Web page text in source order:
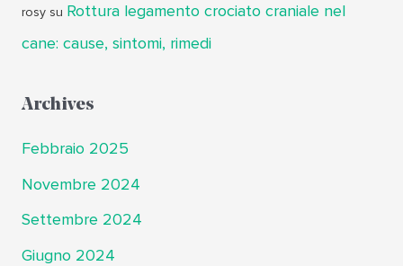
rosysu Rottura legamento crociato craniale nel
cane: cause, sintomi, rimedi
Archives
Febbraio 2025
Novembre 2024
Settembre 2024
Giugno 2024